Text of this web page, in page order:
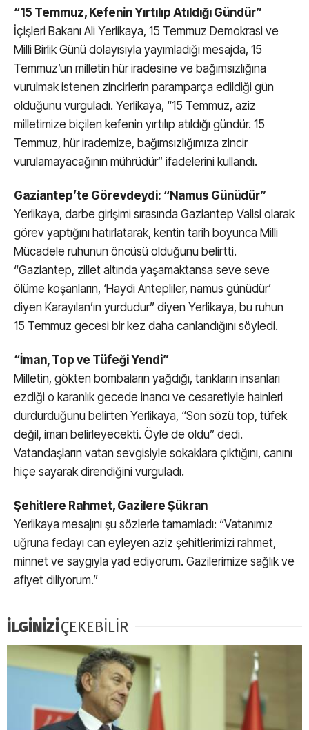
“15 Temmuz, Kefenin Yırtılıp Atıldığı Gündür”
İçişleri Bakanı Ali Yerlikaya, 15 Temmuz Demokrasi ve
Milli Birlik Günü dolayısıyla yayımladığı mesajda, 15
Temmuz’un milletin hür iradesine ve bağımsızlığına
vurulmak istenen zincirlerin paramparça edildiği gün
olduğunu vurguladı. Yerlikaya, “15 Temmuz, aziz
milletimize biçilen kefenin yırtılıp atıldığı gündür. 15
Temmuz, hür irademize, bağımsızlığımıza zincir
vurulamayacağının mührüdür” ifadelerini kullandı.
Gaziantep’te Görevdeydi: “Namus Günüdür”
Yerlikaya, darbe girişimi sırasında Gaziantep Valisi olarak
görev yaptığını hatırlatarak, kentin tarih boyunca Milli
Mücadele ruhunun öncüsü olduğunu belirtti.
“Gaziantep, zillet altında yaşamaktansa seve seve
ölüme koşanların, ‘Haydi Antepliler, namus günüdür’
diyen Karayılan’ın yurdudur” diyen Yerlikaya, bu ruhun
15 Temmuz gecesi bir kez daha canlandığını söyledi.
“İman, Top ve Tüfeği Yendi”
Milletin, gökten bombaların yağdığı, tankların insanları
ezdiği o karanlık gecede inancı ve cesaretiyle hainleri
durdurduğunu belirten Yerlikaya, “Son sözü top, tüfek
değil, iman belirleyecekti. Öyle de oldu” dedi.
Vatandaşların vatan sevgisiyle sokaklara çıktığını, canını
hiçe sayarak direndiğini vurguladı.
Şehitlere Rahmet, Gazilere Şükran
Yerlikaya mesajını şu sözlerle tamamladı: “Vatanımız
uğruna fedayı can eyleyen aziz şehitlerimizi rahmet,
minnet ve saygıyla yad ediyorum. Gazilerimize sağlık ve
afiyet diliyorum.”
İLGİNİZİÇEKEBİLİR